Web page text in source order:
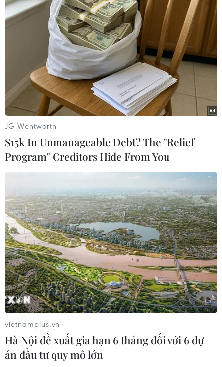
Kết quả U23 châu Á 2024 mới nhất ngày
16/04/2024 22:38
Waris Choolthong thi đấu thăng hoa để giúp U23 Thái
Lan giành chiến thắng sốc 2-0 trước U23 Iraq ngay trong
ngày ra quân Vòng chung kết U23 châu Á 2024.
JG Wentworth
$15k In Unmanageable Debt? The "Relief
Program" Creditors Hide From You
vietnamplus.vn
Hà Nội đề xuất gia hạn 6 tháng đối với 6 dự
án đầu tư quy mô lớn